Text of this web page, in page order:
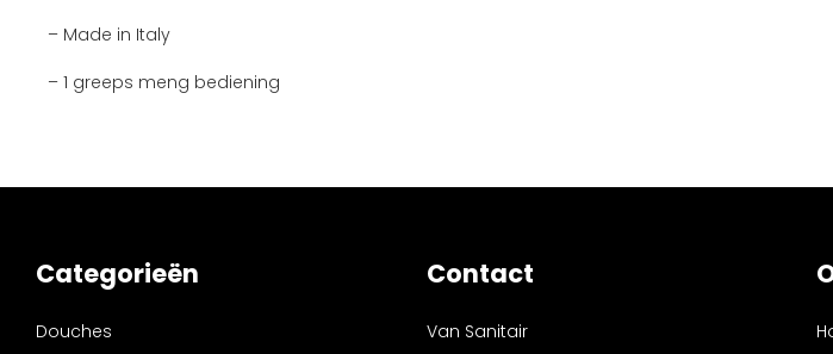
– Made in Italy
– 1 greeps meng bediening
Categorieën
Douches
Contact
Van Sanitair